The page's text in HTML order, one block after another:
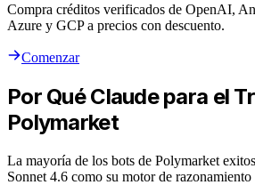
Compra créditos verificados de OpenAI,
Azure y GCP a precios con descuento.
Comenzar
Por Qué Claude para el
Polymarket
La mayoría de los bots de Polymarket
Sonnet 4.6 como su motor de razonamiento